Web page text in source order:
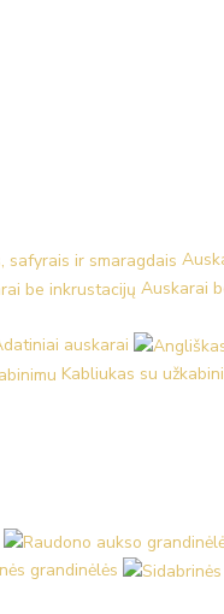
Auskarai
auskarai
Kabliukas su
grandinėlės